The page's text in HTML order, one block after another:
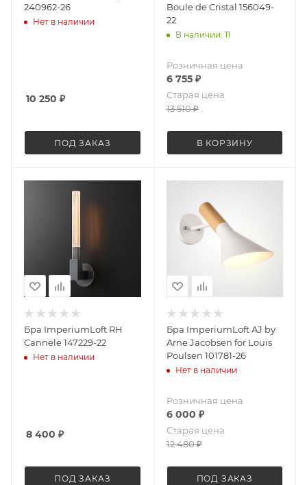
240962-26
Нет в наличии
10 250 ₽
ПОД ЗАКАЗ
Boule de Cristal 156049-
22
В наличии: 11
Розничная цена
6 755₽
Старая цена
13 510₽
В КОРЗИНУ
Бра ImperiumLoft RH
Cannele 147229-22
Нет в наличии
8 400 ₽
ПОД ЗАКАЗ
Бра ImperiumLoft AJ by
Arne Jacobsen for Louis
Poulsen 101781-26
Нет в наличии
Розничная цена
6 000 ₽
Старая цена
12 480₽
ПОД ЗАКАЗ